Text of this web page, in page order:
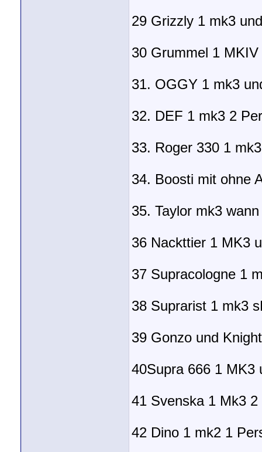
29 Grizzly 1 mk3
30 Grummel 1
31. OGGY 1 mk3
32. DEF 1 mk3 2
33. Roger 330 1
34. Boosti mit ohne
35. Taylor mk3
36 Nackttier 1 MK3
37 Supracologne 1
38 Suprarist 1 mk3
39 Gonzo und
40Supra 666 1 MK3
41 Svenska 1 Mk3
42 Dino 1 mk2 1